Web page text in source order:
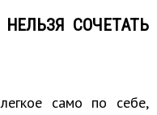
СОЧЕТАТЬ
само по себе,